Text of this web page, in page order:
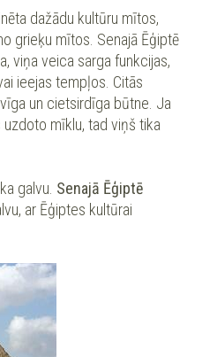
dažādu kultūru mītos,
grieķu mītos. Senajā Ēģiptē
viņa veica sarga funkcijas,
ieejas tempļos. Citās
un cietsirdīga būtne. Ja
mīklu, tad viņš tika
galvu. Senajā Ēģiptē
ar Ēģiptes kultūrai